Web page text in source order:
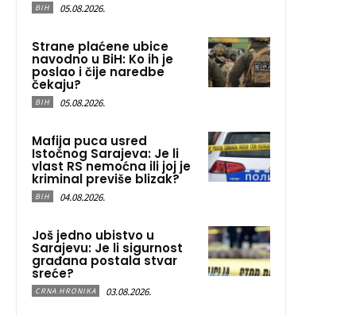
BIH 05.08.2026.
Strane plaćene ubice
navodno u BiH: Ko ih je
poslao i čije naredbe
čekaju?
BIH 05.08.2026.
Mafija puca usred
Istočnog Sarajeva: Je li
vlast RS nemoćna ili joj je
kriminal previše blizak?
BIH 04.08.2026.
Još jedno ubistvo u
Sarajevu: Je li sigurnost
građana postala stvar
sreće?
CRNA HRONIKA 03.08.2026.